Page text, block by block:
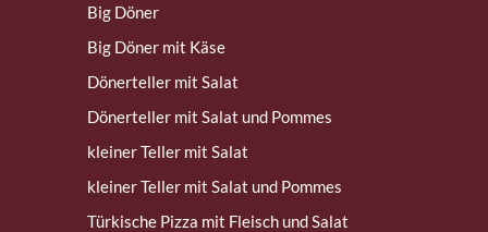
Big Döner
Big Döner mit Käse
Dönerteller mit Salat
Dönerteller mit Salat und Pommes
kleiner Teller mit Salat
kleiner Teller mit Salat und Pommes
Türkische Pizza mit Fleisch und Salat